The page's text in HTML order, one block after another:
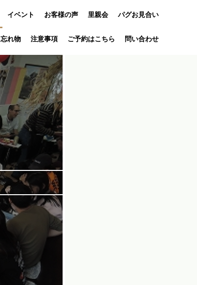
イベント
オフ会
ニバーサリ
お客様の声 里親会 パグお見合い
忘れ物 注意事項 ご予約はこちら 問い合わせ